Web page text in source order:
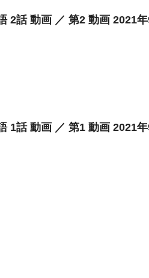
2話 動画 ／ 第2 動画 2021年
1話 動画 ／ 第1 動画 2021年